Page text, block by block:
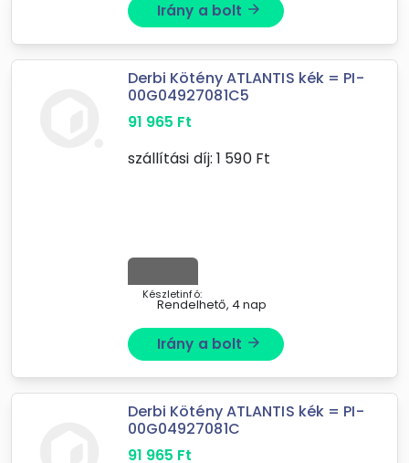
Irány a bolt arrow_forward
Derbi Kötény ATLANTIS kék = PI-
00G04927081C5
91 965 Ft
szállítási díj: 1 590Ft
Készletinfó:
Rendelhető, 4 nap
Irány a bolt arrow_forward
Derbi Kötény ATLANTIS kék = PI-
00G04927081C
91 965 Ft